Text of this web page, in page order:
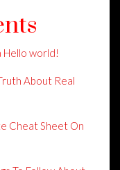
Hello world!
About Real
Cheat Sheet On